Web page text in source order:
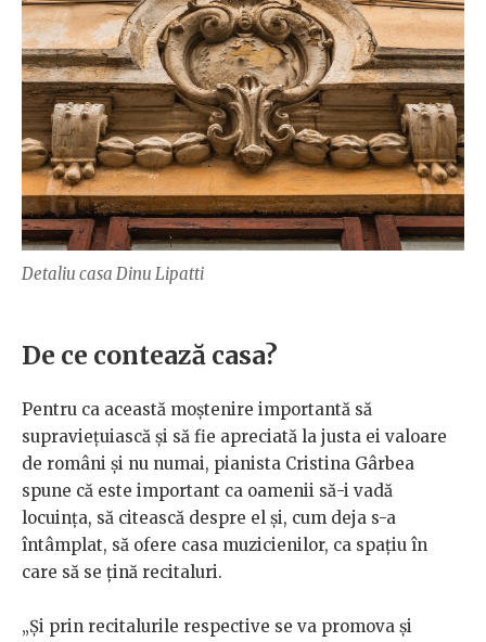
Detaliu casa Dinu Lipatti
De ce contează casa?
Pentru ca această moștenire importantă să
supraviețuiască și să fie apreciată la justa ei valoare
de români și nu numai, pianista Cristina Gârbea
spune că este important ca oamenii să-i vadă
locuința, să citească despre el și, cum deja s-a
întâmplat, să ofere casa muzicienilor, ca spațiu în
care să se țină recitaluri.
„Și prin recitalurile respective se va promova și